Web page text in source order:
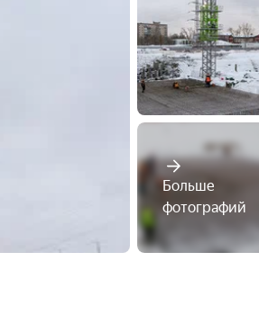
Больше
фотографий